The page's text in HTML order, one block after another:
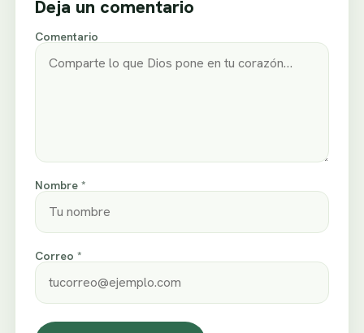
Deja un comentario
Comentario
Nombre *
Correo *